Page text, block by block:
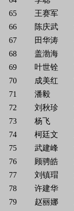
65
王赛军
66
陈庆武
67
田华涛
68
盖渤海
69
叶世铨
70
成美红
71
潘毅
72
刘秋珍
73
杨飞
74
柯廷文
75
武建峰
76
顾骋皓
77
刘镇瑁
78
许建华
79
赵丽娜